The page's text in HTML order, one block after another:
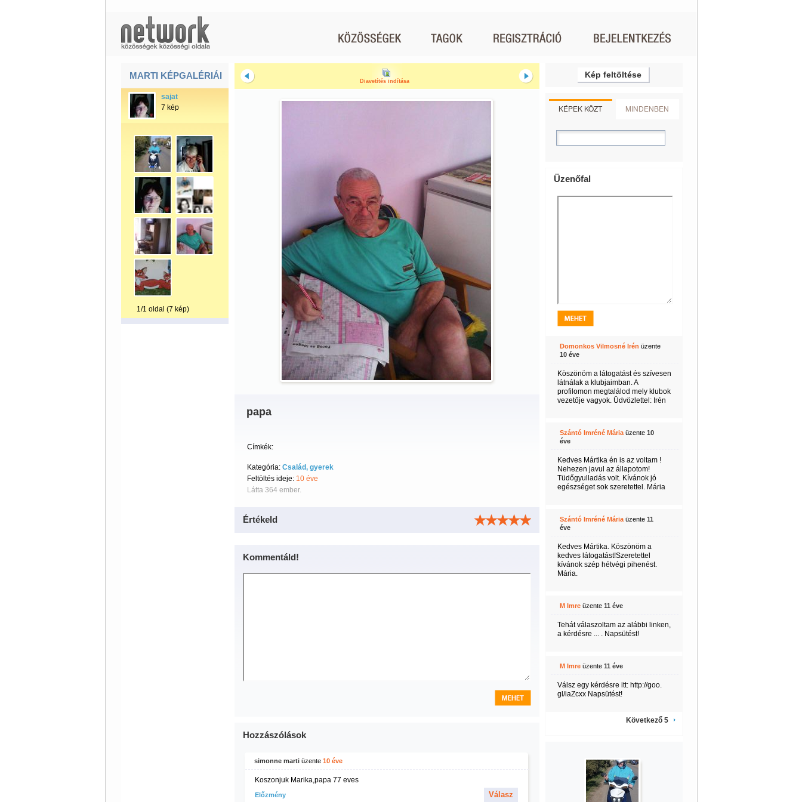
MARTI KÉPGALÉRIÁI
sajat
7 kép
1/1 oldal (7 kép)
Diavetítés indítása
papa
Címkék:
Kategória: Család, gyerek
Feltöltés ideje: 10 éve
Látta 364 ember.
Értékeld
Kommentáld!
Hozzászólások
simonne martiüzente 10 éve
Koszonjuk Marika,papa 77 eves
Előzmény Válasz
Kép feltöltése
KÉPEK KÖZT MINDENBEN
Üzenőfal
Domonkos Vilmosné Irén üzente
10 éve
Köszönöm a látogatást és szívesen
látnálak a klubjaimban. A
profilomon megtalálod mely klubok
vezetője vagyok. Üdvözlettel: Irén
Szántó Imréné Máriaüzente 10
éve
Kedves Mártika én is az voltam !
Nehezen javul az állapotom!
Tüdőgyulladás volt. Kívánok jó
egészséget sok szeretettel. Mária
Szántó Imréné Máriaüzente 11
éve
Kedves Mártika. Köszönöm a
kedves látogatást!Szeretettel
kívánok szép hétvégi pihenést.
Mária.
M Imreüzente 11 éve
Tehát válaszoltam az alábbi linken,
a kérdésre ... . Napsütést!
M Imreüzente 11 éve
Válsz egy kérdésre itt: http://goo.
gl/iaZcxx Napsütést!
Következő 5